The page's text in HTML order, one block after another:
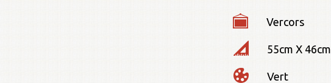
Vercors
55cm X 46cm
Vert